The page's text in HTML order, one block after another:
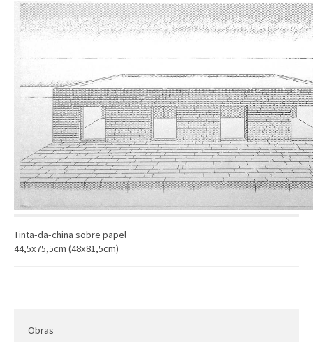
Fotografia
Desenho
Escultura
Filme /
Vídeo
Instalação
Livro de
Artista
Outros
Tinta-da-china sobre papel
44,5x75,5cm (48x81,5cm)
Obras